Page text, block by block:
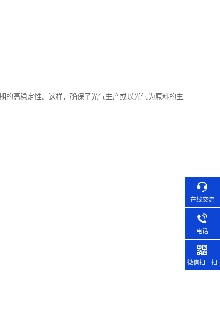
高稳定性。这样，确保了光气生产或以光气为原料的生
在线交流
电话
微信扫一扫